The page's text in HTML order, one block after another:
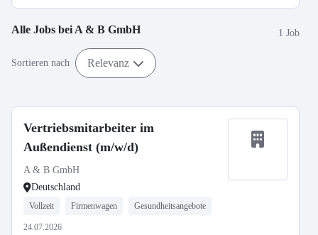
Alle Jobs bei A & B GmbH 1 Job
Sortieren nach Relevanz
Vertriebsmitarbeiter im
Außendienst (m/w/d)
A & B GmbH
Deutschland
Vollzeit Firmenwagen Gesundheitsangebote
24.07.2026